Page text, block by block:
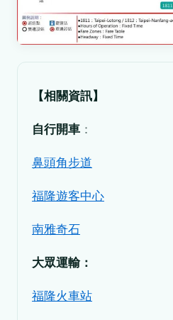
【相關資訊】
自行開車 ：
鼻頭角步道
福隆遊客中心
南雅奇石
大眾運輸：
福隆火車站